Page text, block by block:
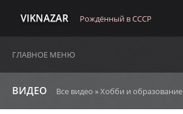
VIKNAZAR Рождённый в СССР
ГЛАВНОЕ МЕНЮ
ВИДЕО Все видео »Хобби и образование